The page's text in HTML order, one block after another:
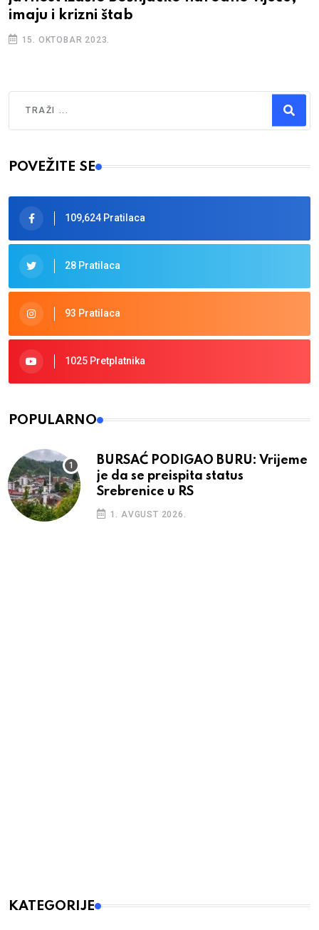
imaju i krizni štab
15. OKTOBAR 2023.
Type 2 or more characters for results.
POVEŽITE SE
109,624 Pratilaca
28 Pratilaca
93 Pratilaca
1025 Pretplatnika
POPULARNO
BURSAĆ PODIGAO BURU: Vrijeme
je da se preispita status
Srebrenice u RS
1. AVGUST 2026.
KATEGORIJE